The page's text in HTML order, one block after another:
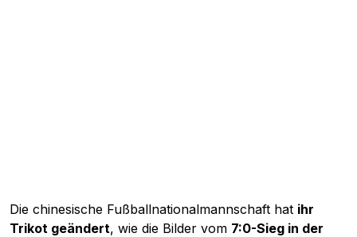
Die chinesische Fußballnationalmannschaft hat ihr
Trikot geändert, wie die Bilder vom 7:0-Sieg in der